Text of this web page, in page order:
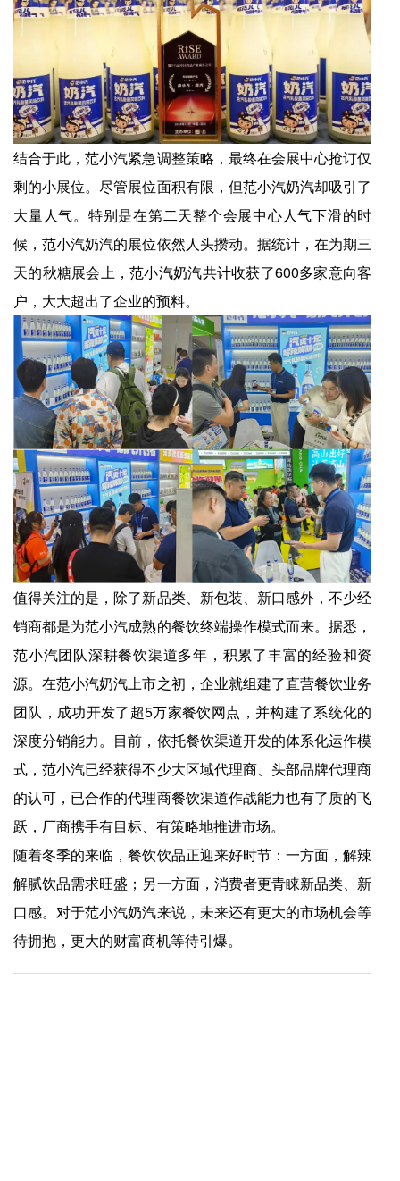
结合于此，范小汽紧急调整策略，最终在会展中心抢订仅
剩的小展位。尽管展位面积有限，但范小汽奶汽却吸引了
大量人气。特别是在第二天整个会展中心人气下滑的时
候，范小汽奶汽的展位依然人头攒动。据统计，在为期三
天的秋糖展会上，范小汽奶汽共计收获了600多家意向客
户，大大超出了企业的预料。
值得关注的是，除了新品类、新包装、新口感外，不少经
销商都是为范小汽成熟的餐饮终端操作模式而来。据悉，
范小汽团队深耕餐饮渠道多年，积累了丰富的经验和资
源。在范小汽奶汽上市之初，企业就组建了直营餐饮业务
团队，成功开发了超5万家餐饮网点，并构建了系统化的
深度分销能力。目前，依托餐饮渠道开发的体系化运作模
式，范小汽已经获得不少大区域代理商、头部品牌代理商
的认可，已合作的代理商餐饮渠道作战能力也有了质的飞
跃，厂商携手有目标、有策略地推进市场。
随着冬季的来临，餐饮饮品正迎来好时节：一方面，解辣
解腻饮品需求旺盛；另一方面，消费者更青睐新品类、新
口感。对于范小汽奶汽来说，未来还有更大的市场机会等
待拥抱，更大的财富商机等待引爆。